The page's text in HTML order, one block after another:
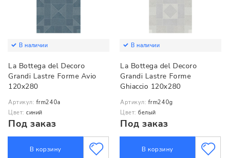
В наличии
La Bottega del Decoro
Grandi Lastre Forme Avio
120x280
Артикул: frm240a
Цвет: синий
Под заказ
В корзину
В наличии
La Bottega del Decoro
Grandi Lastre Forme
Ghiaccio 120x280
Артикул: frm240g
Цвет: белый
Под заказ
В корзину